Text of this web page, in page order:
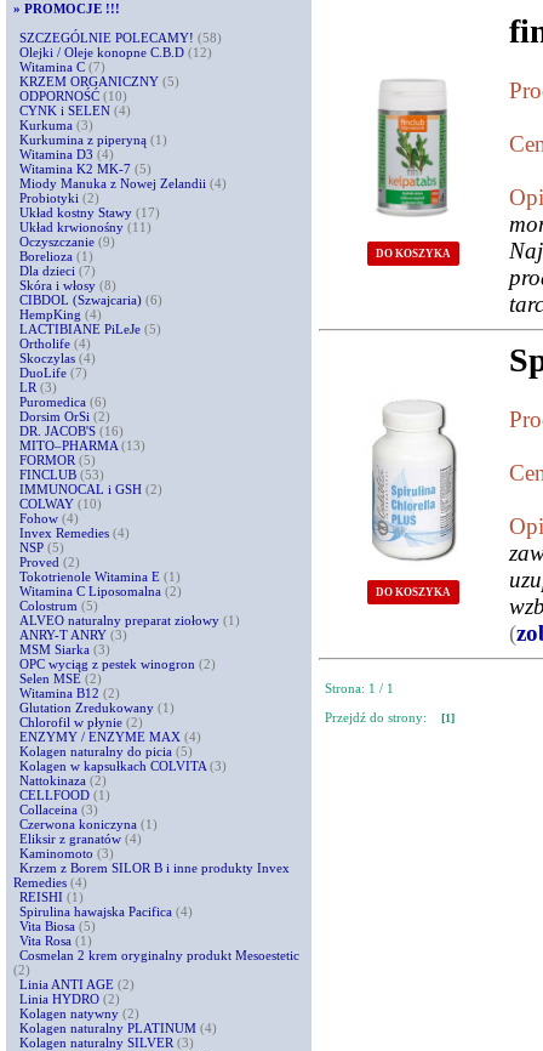
» PROMOCJE !!!
SZCZEGÓLNIE POLECAMY! (58)
Olejki / Oleje konopne C.B.D (12)
Witamina C (7)
KRZEM ORGANICZNY (5)
ODPORNOŚĆ (10)
CYNK i SELEN (4)
Kurkuma (3)
Kurkumina z piperyną (1)
Witamina D3 (4)
Witamina K2 MK-7 (5)
Miody Manuka z Nowej Zelandii (4)
Probiotyki (2)
Układ kostny Stawy (17)
Układ krwionośny (11)
Oczyszczanie (9)
Borelioza (1)
Dla dzieci (7)
Skóra i włosy (8)
CIBDOL (Szwajcaria) (6)
HempKing (4)
LACTIBIANE PiLeJe (5)
Ortholife (4)
Skoczylas (4)
DuoLife (7)
LR (3)
Puromedica (6)
Dorsim OrSi (2)
DR. JACOB'S (16)
MITO–PHARMA (13)
FORMOR (5)
FINCLUB (53)
IMMUNOCAL i GSH (2)
COLWAY (10)
Fohow (4)
Invex Remedies (4)
NSP (5)
Proved (2)
Tokotrienole Witamina E (1)
Witamina C Liposomalna (2)
Colostrum (5)
ALVEO naturalny preparat ziołowy (1)
ANRY-T ANRY (3)
MSM Siarka (3)
OPC wyciąg z pestek winogron (2)
Selen MSE (2)
Witamina B12 (2)
Glutation Zredukowany (1)
Chlorofil w płynie (2)
ENZYMY / ENZYME MAX (4)
Kolagen naturalny do picia (5)
Kolagen w kapsułkach COLVITA (3)
Nattokinaza (2)
CELLFOOD (1)
Collaceina (3)
Czerwona koniczyna (1)
Eliksir z granatów (4)
Kaminomoto (3)
Krzem z Borem SILOR B i inne produkty Invex
Remedies (4)
REISHI (1)
Spirulina hawajska Pacifica (4)
Vita Biosa (5)
Vita Rosa (1)
Cosmelan 2 krem oryginalny produkt Mesoestetic
(2)
Linia ANTI AGE (2)
Linia HYDRO (2)
Kolagen natywny (2)
Kolagen naturalny PLATINUM (4)
Kolagen naturalny SILVER (3)
DO KOSZYKA
DO KOSZYKA
(
Strona: 1 / 1
Przejdź do strony:
[1]